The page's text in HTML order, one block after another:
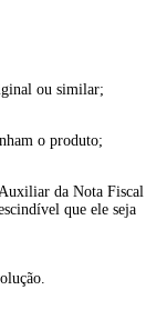
ou similar;
o produto;
da Nota Fiscal
que ele seja